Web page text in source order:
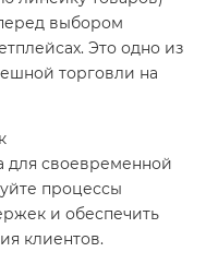
выбором
Это одно из
торговли на
для своевременной
процессы
и обеспечить
клиентов.